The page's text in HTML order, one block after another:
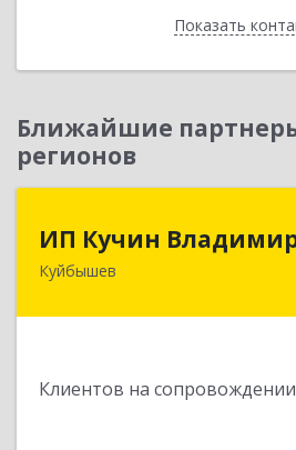
ПоказатьНазад
Ближайшие
регионов
ИП Кучин
Куйбышев
Клиентов на сопровождении
632387,